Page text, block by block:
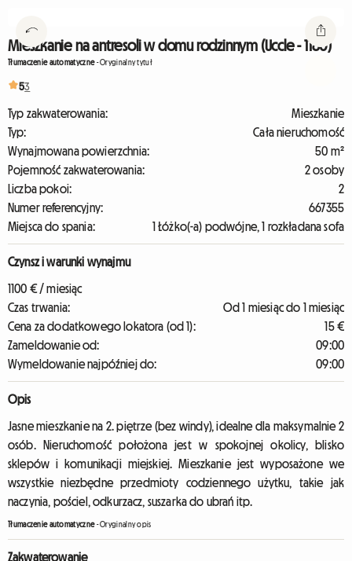
Mieszkanie na antresoli w domu rodzinnym (Uccle - 1180)
Tłumaczenie automatyczne-Oryginalny tytuł
53
Typ zakwaterowania:
Mieszkanie
Typ:
Cała nieruchomość
Wynajmowana powierzchnia:
50 m²
Pojemność zakwaterowania:
2 osoby
Liczba pokoi:
2
Numer referencyjny:
667355
Miejsca do spania:
1 Łóżko(-a) podwójne, 1 rozkładana sofa
Czynsz i warunki wynajmu
1100 € / miesiąc
Czas trwania:
Od 1 miesiąc do 1 miesiąc
Cena za dodatkowego lokatora (od 1):
15 €
Zameldowanie od:
09:00
Wymeldowanie najpóźniej do:
09:00
Opis
Jasne mieszkanie na 2. piętrze (bez windy), idealne dla maksymalnie 2
osób. Nieruchomość położona jest w spokojnej okolicy, blisko
sklepów i komunikacji miejskiej. Mieszkanie jest wyposażone we
wszystkie niezbędne przedmioty codziennego użytku, takie jak
naczynia, pościel, odkurzacz, suszarka do ubrań itp.
Tłumaczenie automatyczne-Oryginalny opis
Zakwaterowanie